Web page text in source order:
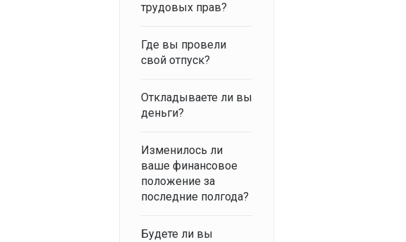
трудовых прав?
Где вы провели
свой отпуск?
Откладываете ли вы
деньги?
Изменилось ли
ваше финансовое
положение за
последние полгода?
Будете ли вы